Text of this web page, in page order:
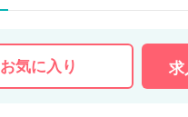
お気に入り 求